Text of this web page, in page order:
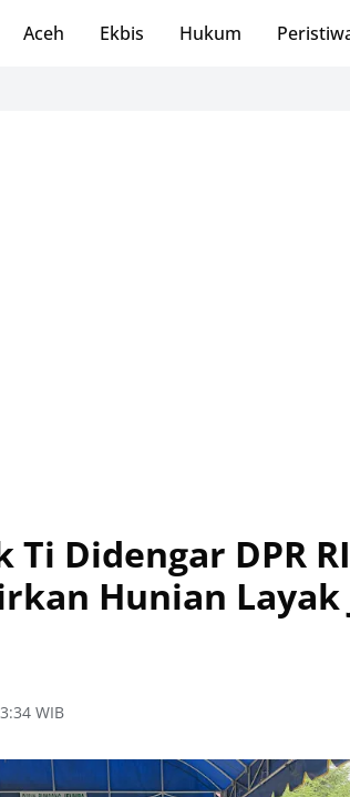
Aceh Ekbis Hukum
Ti Didengar DPR
Hunian Layak
WIB